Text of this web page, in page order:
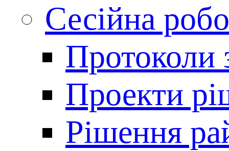
Сесійна
Протоколи
Проекти
Рішення